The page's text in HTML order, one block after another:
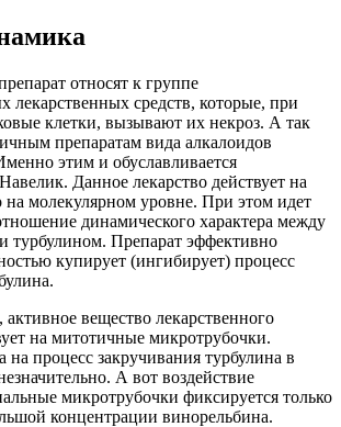
относят к группе
лекарственных средств, которые, при
клетки, вызывают их некроз. А так
препаратам вида алкалоидов
этим и обуславливается
Данное лекарство действует на
на молекулярном уровне. При этом идет
динамического характера между
турбулином. Препарат эффективно
купирует (ингибирует) процесс
вещество лекарственного
на митотичные микротрубочки.
на процесс закручивания турбулина в
А вот воздействие
микротрубочки фиксируется только
концентрации винорельбина.